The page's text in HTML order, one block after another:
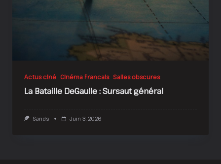
Actus ciné Cinéma Francais Salles obscures
La Bataille DeGaulle : Sursaut général
Sands Juin 3, 2026